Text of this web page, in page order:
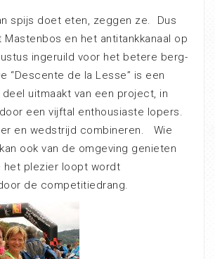
spijs doet eten, zeggen ze. Dus
Mastenbos en het antitankkanaal op
ingeruild voor het betere berg-
“Descente de la Lesse” is een
uitmaakt van een project, in
een vijftal enthousiaste lopers.
en wedstrijd combineren. Wie
ook van de omgeving genieten
het plezier loopt wordt
de competitiedrang.